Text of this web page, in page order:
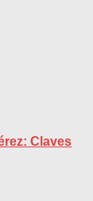
Claves